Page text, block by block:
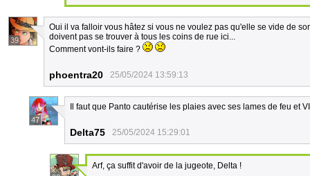
39
Oui il va falloir vous hâtez si vous ne voulez pas qu'elle se vide de
doivent pas se trouver à tous les coins de rue ici...
Comment vont-ils faire ?
phoentra20 25/05/2024 13:59:13
47
Il faut que Panto cautérise les plaies avec ses lames de feu et
Delta75 25/05/2024 15:29:01
Arf, ça suffit d'avoir de la jugeote, Delta !